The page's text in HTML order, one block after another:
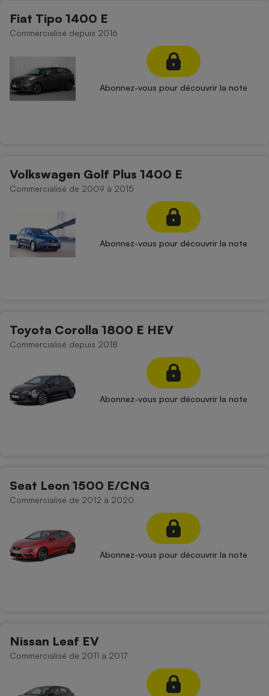
Fiat Tipo 1400 E
Commercialisé depuis 2016
Abonnez-vous pour découvrir la note
Volkswagen Golf Plus 1400 E
Commercialisé de 2009 à 2015
Abonnez-vous pour découvrir la note
Toyota Corolla 1800 E HEV
Commercialisé depuis 2018
Abonnez-vous pour découvrir la note
Seat Leon 1500 E/CNG
Commercialisé de 2012 à 2020
Abonnez-vous pour découvrir la note
Nissan Leaf EV
Commercialisé de 2011 à 2017